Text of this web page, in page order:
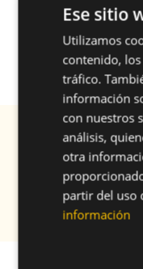
Ese sitio
Utilizamos
contenido,
tráfico.
información
con nuestros
análisis,
otra
partir del uso
información